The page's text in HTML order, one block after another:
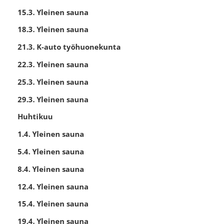
15.3. Yleinen sauna
18.3. Yleinen sauna
21.3. K-auto työhuonekunta
22.3. Yleinen sauna
25.3. Yleinen sauna
29.3. Yleinen sauna
Huhtikuu
1.4. Yleinen sauna
5.4. Yleinen sauna
8.4. Yleinen sauna
12.4. Yleinen sauna
15.4. Yleinen sauna
19.4. Yleinen sauna